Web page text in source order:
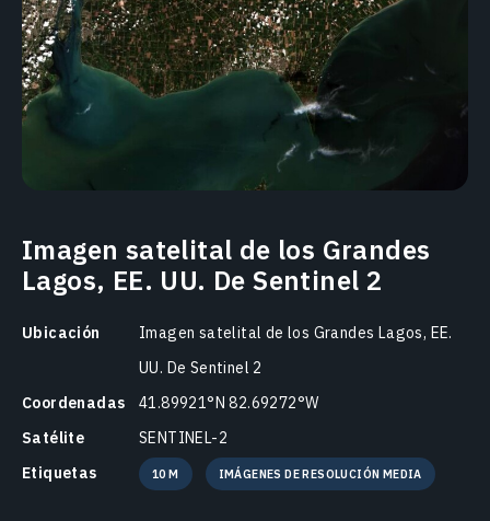
Imagen satelital de los Grandes
Lagos, EE. UU. De Sentinel 2
Ubicación
Imagen satelital de los Grandes Lagos, EE.
UU. De Sentinel 2
Coordenadas
41.89921°N 82.69272°W
Satélite
SENTINEL-2
Etiquetas
10 M IMÁGENES DE RESOLUCIÓN MEDIA